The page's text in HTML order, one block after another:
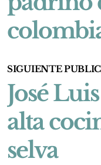
SIGUIENTE
José
alta
selva